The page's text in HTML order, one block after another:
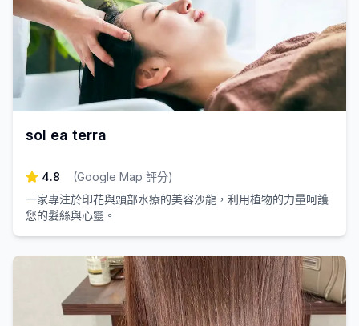
sol ea terra
4.8 (Google Map 評分)
一家專注於印花與頭部水療的美容沙龍，利用植物的力量呵護
您的髮絲與心靈。